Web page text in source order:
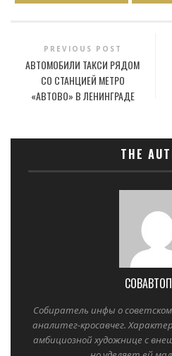
PREVIOUS POST
АВТОМОБИЛИ ТАКСИ РЯДОМ
СО СТАНЦИЕЙ МЕТРО
«АВТОВО» В ЛЕНИНГРАДЕ
THE
Собиратель инфы о
аналитег-кросавчег.
амбициозной художнице с